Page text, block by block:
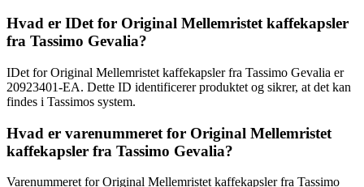
Hvad er IDet for Original Mellemristet kaffekapsler
fra Tassimo Gevalia?
IDet for Original Mellemristet kaffekapsler fra Tassimo Gevalia er
20923401-EA. Dette ID identificerer produktet og sikrer, at det kan
findes i Tassimos system.
Hvad er varenummeret for Original Mellemristet
kaffekapsler fra Tassimo Gevalia?
Varenummeret for Original Mellemristet kaffekapsler fra Tassimo